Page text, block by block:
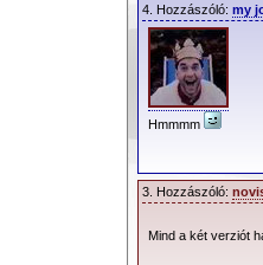
4. Hozzászóló: my
Hmmmm
3. Hozzászóló:
Mind a két verziót